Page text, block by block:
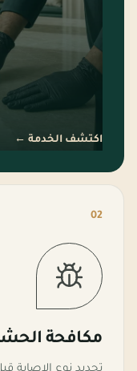
اكتشف الخدمة ←
02
مكافحة